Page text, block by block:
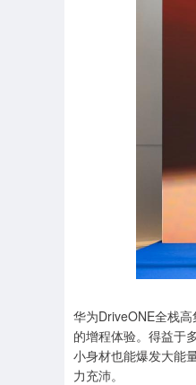
华为DriveONE全栈
的增程体验。得益于
小身材也能爆发大能
力充沛。